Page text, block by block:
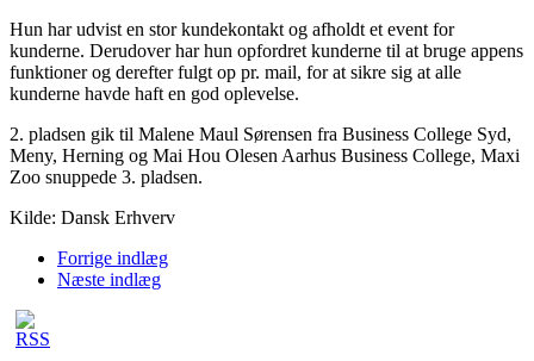
Hun har udvist en stor kundekontakt og afholdt et event for
kunderne. Derudover har hun opfordret kunderne til at bruge appens
funktioner og derefter fulgt op pr. mail, for at sikre sig at alle
kunderne havde haft en god oplevelse.
2. pladsen gik til Malene Maul Sørensen fra Business College Syd,
Meny, Herning og Mai Hou Olesen Aarhus Business College, Maxi
Zoo snuppede 3. pladsen.
Kilde: Dansk Erhverv
Forrige indlæg
Næste indlæg